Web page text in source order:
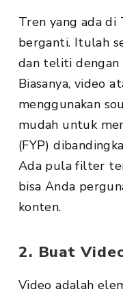
Tren yang ada di
berganti. Itulah
dan teliti dengan
Biasanya, video
menggunakan
mudah untuk
(FYP)
Ada pula filter
bisa Anda
konten.
2. Buat
Video adalah